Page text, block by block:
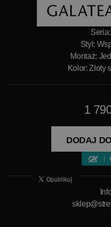
Styl:
Montaż:
Kolor: Złoty
1
DODAJ